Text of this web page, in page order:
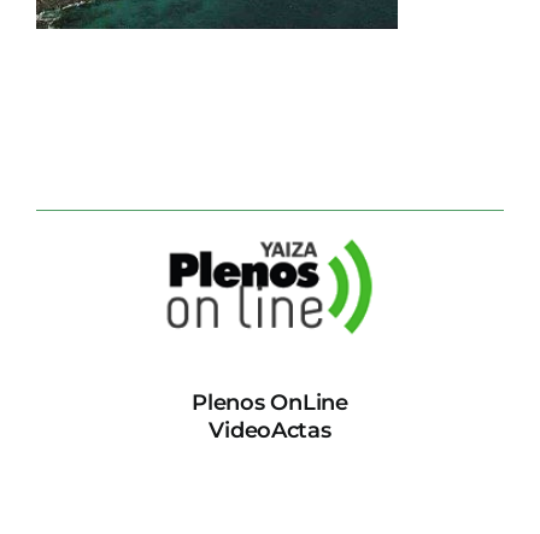
CONTACTO
Plenos OnLine
VideoActas